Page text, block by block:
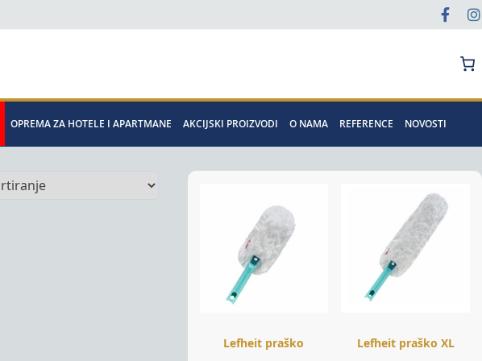
OPREMA ZA HOTELE I APARTMANE AKCIJSKI PROIZVODI O NAMA REFERENCE NOVOSTI
Lefheit praško
Lefheit praško XL